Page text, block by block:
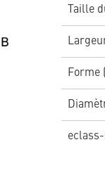
Taille
Forme